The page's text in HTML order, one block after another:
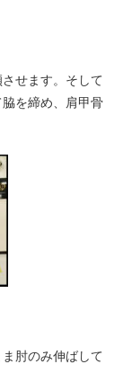
せます。そして
を締め、肩甲骨
肘のみ伸ばして